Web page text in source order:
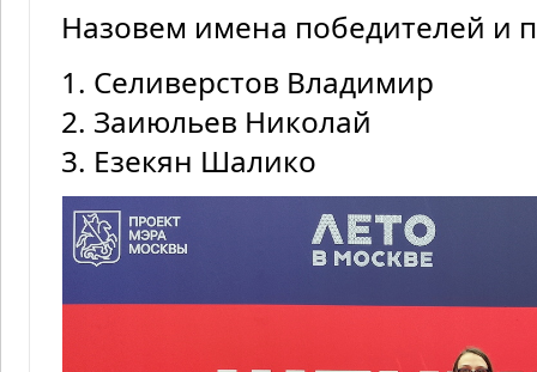
Назовем имена победителей и
1. Селиверстов Владимир
2. Заиюльев Николай
3. Езекян Шалико